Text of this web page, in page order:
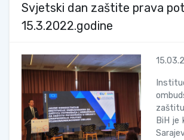
Svjetski dan zaštite prava
15.3.2022.godine
BiH je